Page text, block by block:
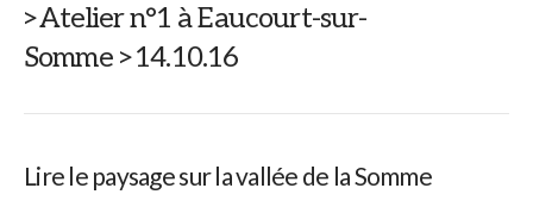
>Atelier n°1 à Eaucourt-sur-
Somme >14.10.16
Lire le paysage sur la vallée de la Somme